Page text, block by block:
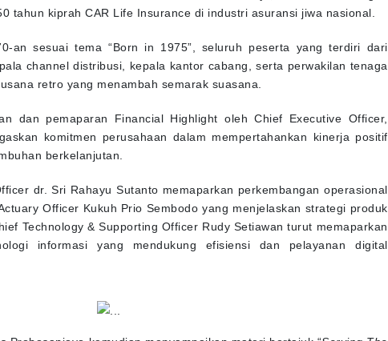
tahun kiprah CAR Life Insurance di industri asuransi jiwa nasional.
an sesuai tema “Born in 1975”, seluruh peserta yang terdiri dari
channel distribusi, kepala kantor cabang, serta perwakilan tenaga
retro yang menambah semarak suasana.
dan pemaparan Financial Highlight oleh Chief Executive Officer,
komitmen perusahaan dalam mempertahankan kinerja positif
berkelanjutan.
dr. Sri Rahayu Sutanto memaparkan perkembangan operasional
Officer Kukuh Prio Sembodo yang menjelaskan strategi produk
Technology & Supporting Officer Rudy Setiawan turut memaparkan
informasi yang mendukung efisiensi dan pelayanan digital